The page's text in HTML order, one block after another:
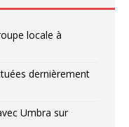
locale à
dernièrement
Umbra sur